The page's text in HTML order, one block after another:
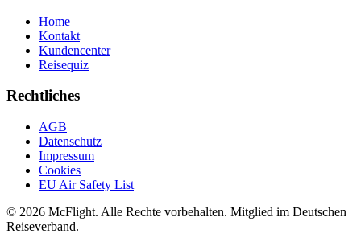
Home
Kontakt
Kundencenter
Reisequiz
Rechtliches
AGB
Datenschutz
Impressum
Cookies
EU Air Safety List
© 2026 McFlight. Alle Rechte vorbehalten. Mitglied im Deutschen
Reiseverband.